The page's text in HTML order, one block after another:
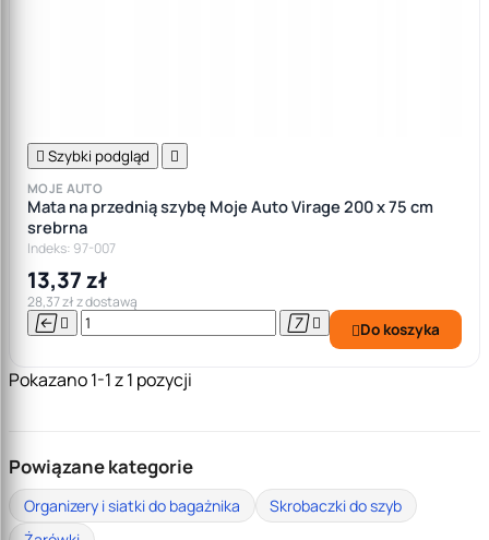
 Szybki podgląd 
MOJE AUTO
Mata na przednią szybę Moje Auto Virage 200 x 75 cm
srebrna
Indeks: 97-007
13,37 zł
28,37 zł z dostawą
    Do koszyka
Pokazano 1-1 z 1 pozycji
Powiązane kategorie
Organizery i siatki do bagażnika
Skrobaczki do szyb